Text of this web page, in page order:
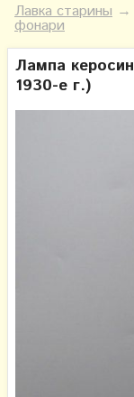
Лавка старины →
фонари
Лампа
1930-е г.)